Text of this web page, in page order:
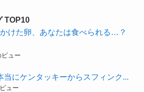
TOP10
けた卵、あなたは食べられる…？
ュー
当にケンタッキーからスフィンク...
ュー